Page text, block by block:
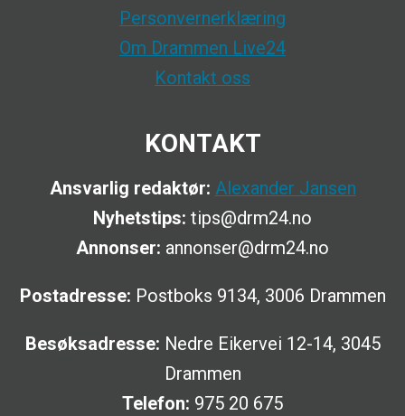
Personvernerklæring
Om Drammen Live24
Kontakt oss
KONTAKT
Ansvarlig redaktør: Alexander Jansen
Nyhetstips: tips@drm24.no
Annonser: annonser@drm24.no
Postadresse: Postboks 9134, 3006 Drammen
Besøksadresse: Nedre Eikervei 12-14, 3045
Drammen
Telefon: 975 20 675